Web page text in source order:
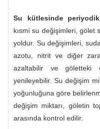
Su kütlesinde
kısmi su değişimleri, gölet
yoldur. Su değişimleri,
azotu, nitrit ve diğer
azaltabilir ve göletteki
yenileyebilir. Su değişim
yoğunluğuna göre
değişim miktarı, göletin
arasında kontrol edilir.